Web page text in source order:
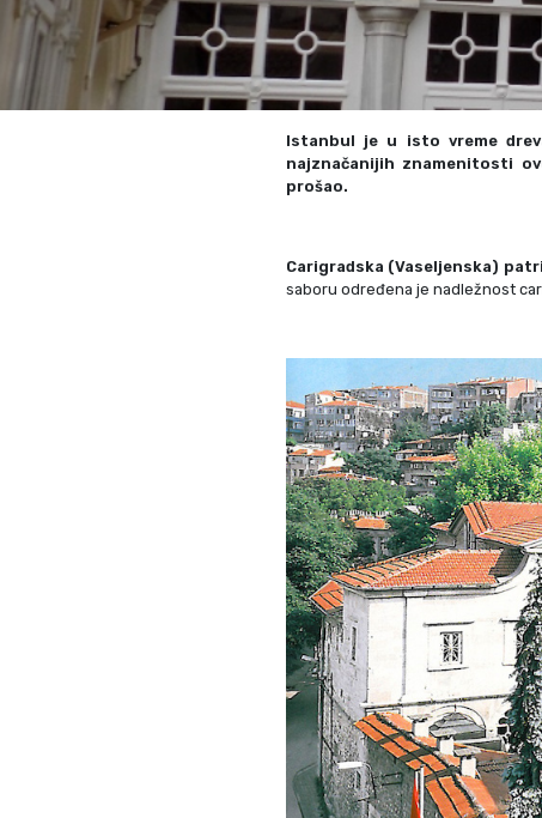
Gerakini
Psakoudia
Metamorfozis
Toroni
Vourvourou
Sarti
Salonikiou
Ohrid
Istra – Pula
Umag
Istanbul je u isto vreme
najznačanijih znamenitosti
prošao.
Carigradska (Vaseljenska)
saboru određena je nadležnost